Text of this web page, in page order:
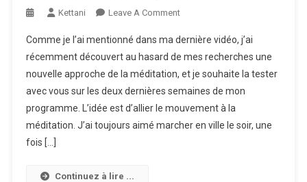
Kettani Leave A CommentOn
Musicale
Jour
46
Comme je l’ai mentionné dans ma dernière vidéo, j’ai
récemment découvert au hasard de mes recherches une
nouvelle approche de la méditation, et je souhaite la tester
avec vous sur les deux dernières semaines de mon
programme. L’idée est d’allier le mouvement à la
méditation. J’ai toujours aimé marcher en ville le soir, une
fois […]
Continuez à lire ...